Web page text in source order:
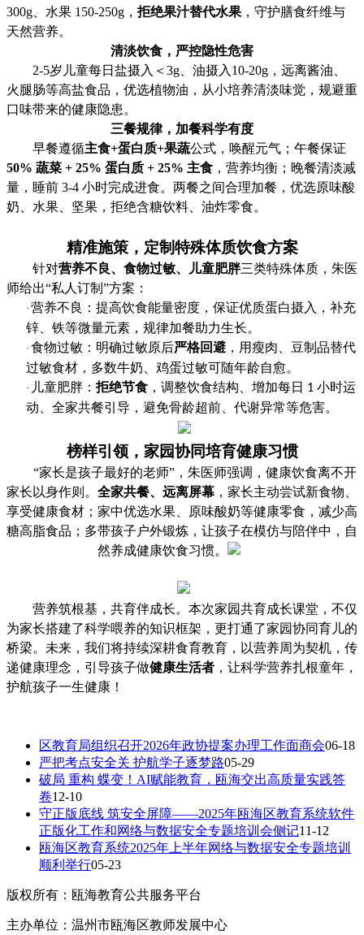
300g、水果 150-250g， 拒绝果汁替代水果 ，守护膳食纤维与
天然营养。
清淡饮食，严控隐性危害
2-5岁儿童每日盐摄入＜3g、油摄入10-20g，远离酱油、
火腿肠等高盐食品，优选植物油，从小培养清淡味觉，规避重
口味带来的健康隐患。
三餐规律，加餐科学有度
早餐遵循主食+蛋白质+果蔬公式，唤醒元气 ； 午餐保证
50% 蔬菜 + 25% 蛋白质 + 25% 主食 ，营养均衡；晚餐清淡减
量，睡前 3-4 小时完成进食。两餐之间合理加餐，优选原味酸
奶、水果、坚果，拒绝含糖饮料、油炸零食。
精准施策，定制特殊体质饮食方案
针对营养不良、食物过敏、儿童肥胖三类特殊体质，朱医
师给出“私人订制”方案：
· 营养不良：提高饮食能量密度，保证优质蛋白摄入，补充
锌、铁等微量元素，规律加餐助力生长。
· 食物过敏：明确过敏原后严格回避 ，用瘦肉、豆制品替代
过敏食材，多数牛奶、鸡蛋过敏可随年龄自愈。
· 儿童肥胖： 拒绝节食 ，调整饮食结构、增加每日 1 小时运
动、全家共餐引导，避免骨龄超前、代谢异常等危害。
榜样引领，家园协同培育健康习惯
“家长是孩子最好的老师”，朱医师强调，健康饮食离不开
家长以身作则。 全家共餐、远离屏幕 ，家长主动尝试新食物、
享受健康食材；家中优选水果、原味酸奶等健康零食，减少高
糖高脂食品；多带孩子户外锻炼，让孩子在模仿与陪伴中，自
然养成健康饮食习惯。
营养筑根基，共育伴成长。本次家园共育成长课堂，不仅
为家长搭建了科学喂养的知识框架，更打通了家园协同育儿的
桥梁。未来，我们将持续深耕食育教育，以营养周为契机，传
递健康理念，引导孩子做健康生活者 ，让科学营养扎根童年，
护航孩子一生健康！
区教育局组织召开2026年政协提案办理工作面商会06-18
严把考点安全关 护航学子逐梦路05-29
破局 重构 蝶变！AI赋能教育，瓯海交出高质量实践答
卷12-10
守正版底线 筑安全屏障——2025年瓯海区教育系统软件
正版化工作和网络与数据安全专题培训会侧记11-12
瓯海区教育系统2025年上半年网络与数据安全专题培训
顺利举行05-23
版权所有：瓯海教育公共服务平台
主办单位：温州市瓯海区教师发展中心